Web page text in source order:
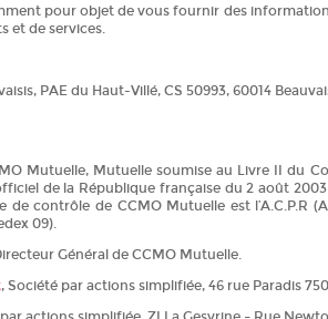
pour objet de vous fournir des
et de services.
PAE du Haut-Villé, CS 50993, 60014
Mutuelle, Mutuelle soumise au Livre II du
de la République française du 2 août
de contrôle de CCMO Mutuelle est
09).
Général de CCMO Mutuelle.
, Société par actions simplifiée, 46 rue Paradis